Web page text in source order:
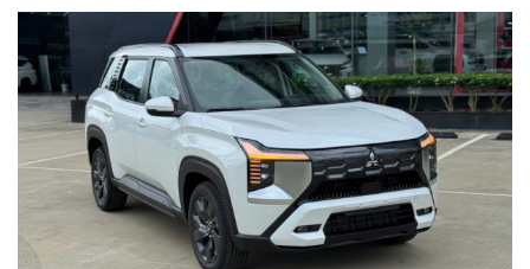
Văn hóa
Sân khấu - Điện ảnh
Văn học
Âm nhạc
Giải trí
Thời trang
Sao Việt